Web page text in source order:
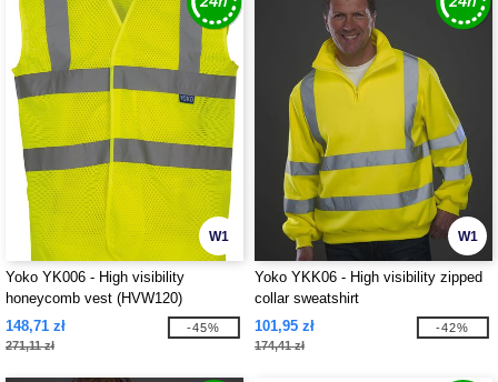
W1
Yoko YK006 - High visibility
honeycomb vest (HVW120)
148,71 zł
271,11 zł
-45%
W1
Yoko YKK06 - High visibility zipped
collar sweatshirt
101,95 zł
174,41 zł
-42%